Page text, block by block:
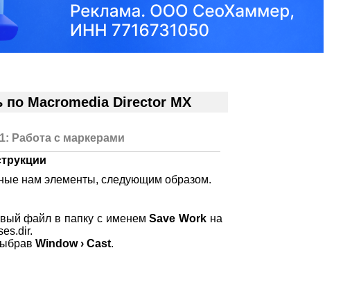
Macromedia Director MX
Работа с маркерами
нам элементы, следующим образом.
файл в папку с именемSave Work на
Window › Cast.